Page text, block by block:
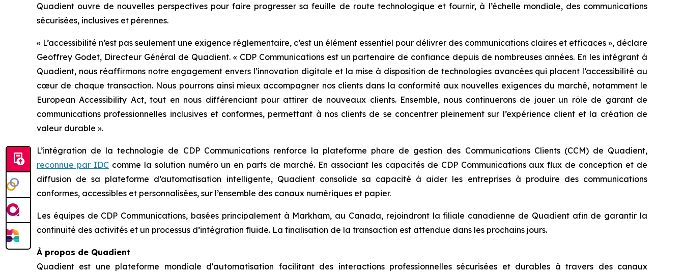
Quadient ouvre de nouvelles perspectives pour faire progresser sa feuille de route technologique et fournir, à l’échelle mondiale, des communications
sécurisées, inclusives et pérennes.
« L’accessibilité n’est pas seulement une exigence réglementaire, c’est un élément essentiel pour délivrer des communications claires et efficaces », déclare
Geoffrey Godet, Directeur Général de Quadient.« CDP Communications est un partenaire de confiance depuis de nombreuses années. En les intégrant à
Quadient, nous réaffirmons notre engagement envers l’innovation digitale et la mise à disposition de technologies avancées qui placent l’accessibilité au
cœur de chaque transaction. Nous pourrons ainsi mieux accompagner nos clients dans la conformité aux nouvelles exigences du marché, notamment le
European Accessibility Act, tout en nous différenciant pour attirer de nouveaux clients. Ensemble, nous continuerons de jouer un rôle de garant de
communications professionnelles inclusives et conformes, permettant à nos clients de se concentrer pleinement sur l’expérience client et la création de
valeur durable ».
L’intégration de la technologie de CDP Communications renforce la plateforme phare de gestion des Communications Clients (CCM) de Quadient,
reconnue par IDCcomme la solution numéro un en parts de marché. En associant les capacités de CDP Communications aux flux de conception et de
diffusion de sa plateforme d’automatisation intelligente, Quadient consolide sa capacité à aider les entreprises à produire des communications
conformes, accessibles et personnalisées, sur l’ensemble des canaux numériques et papier.
Les équipes de CDP Communications, basées principalement à Markham, au Canada, rejoindront la filiale canadienne de Quadient afin de garantir la
continuité des activités et un processus d’intégration fluide. La finalisation de la transaction est attendue dans les prochains jours.
À propos de Quadient
Quadient est une plateforme mondiale d'automatisation facilitant des interactions professionnelles sécurisées et durables à travers des canaux